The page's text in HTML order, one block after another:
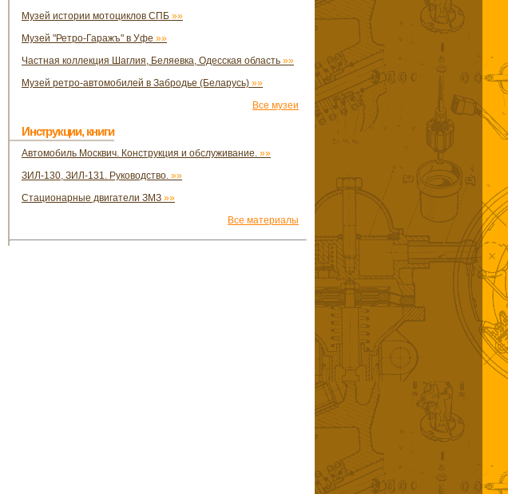
Музей истории мотоциклов СПБ »»
Музей "Ретро-Гаражъ" в Уфе »»
Частная коллекция Шаглия, Беляевка, Одесская область »»
Музей ретро-автомобилей в Забродье (Беларусь) »»
Все музеи
Инструкции, книги
Автомобиль Москвич. Конструкция и обслуживание. »»
ЗИЛ-130, ЗИЛ-131. Руководство. »»
Стационарные двигатели ЗМЗ »»
Все материалы